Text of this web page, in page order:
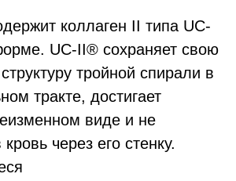
коллаген II типа UC-
UC-II® сохраняет свою
тройной спирали в
тракте, достигает
виде и не
через его стенку.